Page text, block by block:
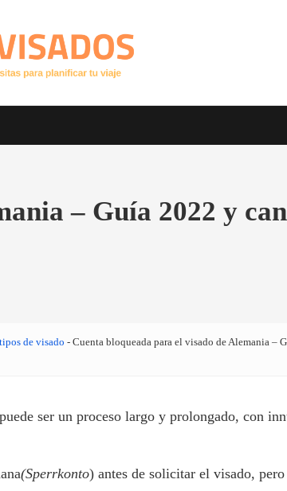
de visados de viaje en
– Guía 2022 y
de visado - Cuenta bloqueada para el visado de Alemania –
ser un proceso largo y prolongado, con
(Sperrkonto) antes de solicitar el visado,